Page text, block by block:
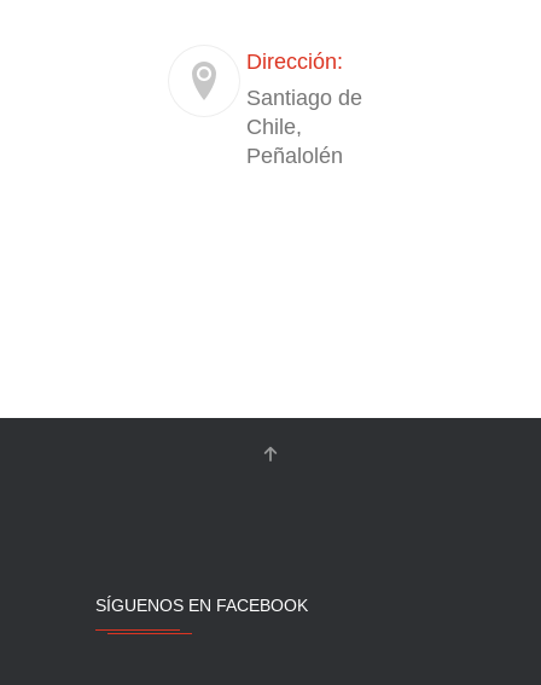
Dirección:
Santiago de
Chile,
Peñalolén
SÍGUENOS EN FACEBOOK